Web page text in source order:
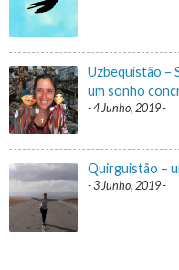
Uzbequistão –
um sonho
4 Junho, 2019
Quirguistão –
3 Junho, 2019